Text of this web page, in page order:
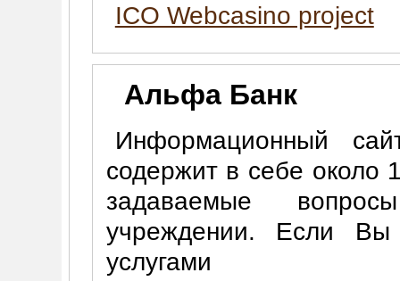
ICO Webcasino project
Альфа Банк
Информационный
содержит в себе около
задаваемые
учреждении. Если Вы
услугами